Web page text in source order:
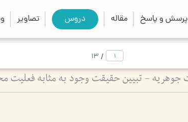
پرسش و پاسخ مقاله دروس تصاویر search
close
/
13